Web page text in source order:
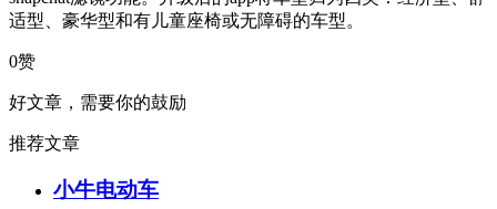
适型、豪华型和有儿童座椅或无障碍的车型。
0赞
好文章，需要你的鼓励
推荐文章
小牛电动车